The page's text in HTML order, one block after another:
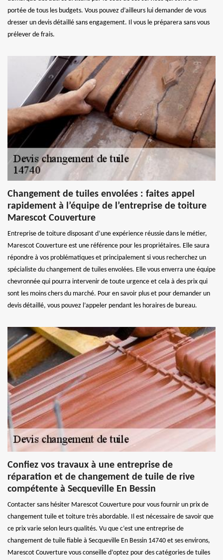
portée de tous les budgets. Vous pouvez d’ailleurs lui demander de vous
dresser un devis détaillé sans engagement. Il vous le préparera sans vous
prélever de frais.
Changement de tuiles envolées : faites appel
rapidement à l’équipe de l’entreprise de toiture
Marescot Couverture
Entreprise de toiture disposant d’une expérience réussie dans le métier,
Marescot Couverture est une référence pour les propriétaires. Elle saura
répondre à vos problématiques et principalement si vous recherchez un
spécialiste du changement de tuiles envolées. Elle vous enverra une équipe
chevronnée qui pourra intervenir de toute urgence et cela à des prix qui
sont les moins chers du marché. Pour en savoir plus et pour demander un
devis détaillé, vous pouvez l’appeler pendant les horaires de bureau.
Confiez vos travaux à une entreprise de
réparation et de changement de tuile de rive
compétente à Secqueville En Bessin
Contacter sans hésiter Marescot Couverture pour vous fournir un prix de
changement tuile et toiture très abordable. Il est nécessaire de savoir que
ce prix varie selon leurs qualités. Vu que c’est une entreprise de
changement de tuile fiable à Secqueville En Bessin 14740 et ses environs,
Marescot Couverture vous conseille d’optez pour des catégories de tuiles